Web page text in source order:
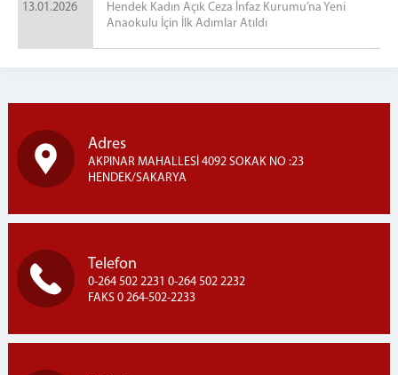
13.01.2026
Hendek Kadın Açık Ceza İnfaz Kurumu’na Yeni
Anaokulu İçin İlk Adımlar Atıldı
Adres
AKPINAR MAHALLESİ 4092 SOKAK NO :23
HENDEK/SAKARYA
Telefon
0-264 502 2231 0-264 502 2232
FAKS 0 264-502-2233